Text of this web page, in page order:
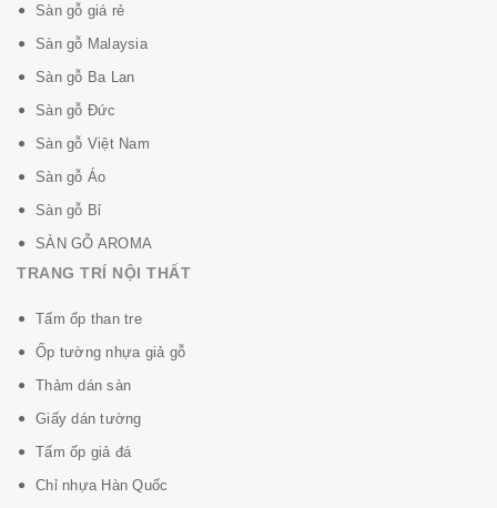
Sàn gỗ giá rẻ
Sàn gỗ Malaysia
Sàn gỗ Ba Lan
Sàn gỗ Đức
Sàn gỗ Việt Nam
Sàn gỗ Áo
Sàn gỗ Bỉ
SÀN GỖ AROMA
TRANG TRÍ NỘI THẤT
Tấm ốp than tre
Ốp tường nhựa giả gỗ
Thảm dán sàn
Giấy dán tường
Tấm ốp giả đá
Chỉ nhựa Hàn Quốc